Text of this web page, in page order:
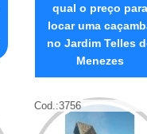
qual o preço para
locar uma
no Jardim Telles
Menezes
Cod.:3756